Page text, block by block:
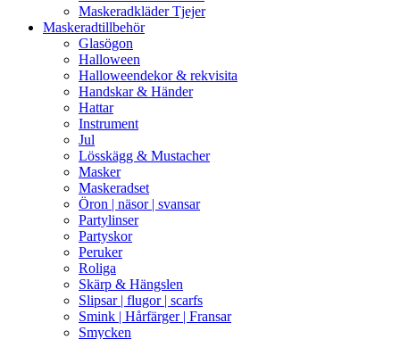
Maskeradkläder Tjejer
Maskeradtillbehör
Glasögon
Halloween
Halloweendekor & rekvisita
Handskar & Händer
Hattar
Instrument
Jul
Lösskägg & Mustacher
Masker
Maskeradset
Öron | näsor | svansar
Partylinser
Partyskor
Peruker
Roliga
Skärp & Hängslen
Slipsar | flugor | scarfs
Smink | Hårfärger | Fransar
Smycken